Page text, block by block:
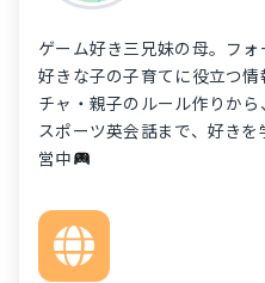
ゲーム好き三兄妹の母。フ
好きな子の子育てに役立つ
チャ・親子のルール作りか
スポーツ英会話まで、好き
営中